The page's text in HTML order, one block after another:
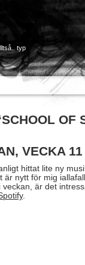
typ
OF
VECKA 11
hittat lite ny
är nytt för mig
är det
.